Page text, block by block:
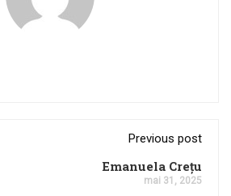
Previous post
Emanuela Crețu
mai 31, 2025